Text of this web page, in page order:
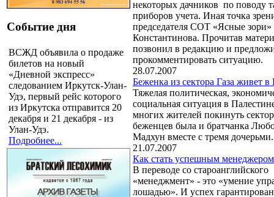
Событие дня
ВСЖД объявила о продаже
билетов на новый
«Дневной экспресс»
следованием Иркутск-Улан-
Удэ, первый рейс которого
из Иркутска отправится 20
декабря и 21 декабря - из
Улан-Удэ.
Подробнее...
некоторых дачников по поводу
приборов учета. Иная точка
председателя СОТ «Ясные зори»
Константинова. Прочитав
позвонил в редакцию и
прокомментировать ситуацию.
28.07.2007
Беженка из сектора Газа живет в
Тяжелая политическая,
социальная ситуация в
многих жителей покинуть
беженцев была и братчанка
Мадхун вместе с тремя
21.07.2007
Как стать успешным менеджером
В переводе со староанглийского
«менеджмент» - это «умение
лошадью». И успех